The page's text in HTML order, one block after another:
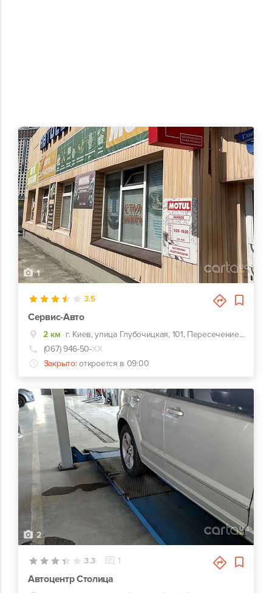
1
3.5
Сервис-Авто
2 км
г. Киев, улица Глубочицкая, 101, Пересечение Глубочицкая/ Нижний Вал
(067) 946-50-ХХ
Закрыто: откроется в 09:00
2
3.3 1
Автоцентр Столица